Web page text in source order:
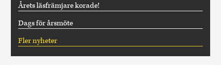
Årets läsfrämjare korade!
Dags för årsmöte
Fler nyheter